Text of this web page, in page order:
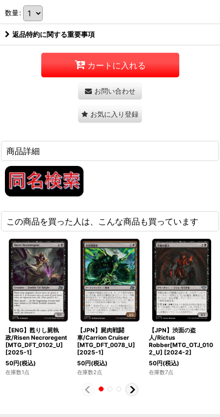
数量:
返品特約に関する重要事項
カートに入れる
お問い合わせ
お気に入り登録
商品詳細
この商品を買った人は、こんな商品も買っています
【ENG】甦りし屍執
政/Risen Necroregent
[MTG_DFT_0102_U]
[2025-1]
50円(税込)
在庫数1点
【JPN】屍肉戦闘
車/Carrion Cruiser
[MTG_DFT_0078_U]
[2025-1]
50円(税込)
在庫数2点
【JPN】渋面の盗
人/Rictus
Robber[MTG_OTJ_010
2_U] [2024-2]
50円(税込)
在庫数7点